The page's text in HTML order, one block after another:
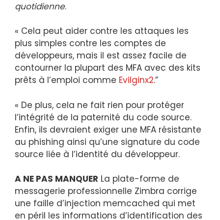
quotidienne.
« Cela peut aider contre les attaques les
plus simples contre les comptes de
développeurs, mais il est assez facile de
contourner la plupart des MFA avec des kits
prêts à l’emploi comme Evilginx2.”
« De plus, cela ne fait rien pour protéger
l’intégrité de la paternité du code source.
Enfin, ils devraient exiger une MFA résistante
au phishing ainsi qu’une signature du code
source liée à l’identité du développeur.
A NE PAS MANQUER La plate-forme de
messagerie professionnelle Zimbra corrige
une faille d’injection memcached qui met
en péril les informations d’identification des